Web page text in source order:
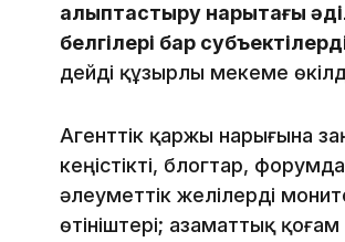
қалыптастыру нарықтағы
белгілері бар
дейді құзырлы мекеме
Агенттік қаржы нарығына
кеңістікті, блогтар,
әлеуметтік желілерді
өтініштері; азаматтық